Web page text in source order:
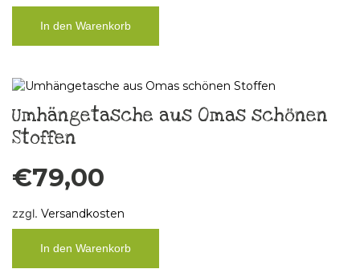
In den Warenkorb
Umhängetasche aus Omas schönen
Stoffen
€79,00
zzgl. Versandkosten
In den Warenkorb